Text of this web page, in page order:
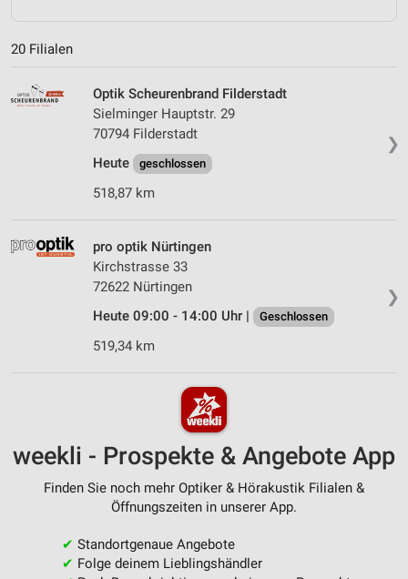
20 Filialen
❯
Optik Scheurenbrand Filderstadt
Sielminger Hauptstr. 29
70794 Filderstadt
Heute
geschlossen
518,87 km
❯
pro optik Nürtingen
Kirchstrasse 33
72622 Nürtingen
Heute 09:00 - 14:00 Uhr |
Geschlossen
519,34 km
weekli - Prospekte & Angebote App
Finden Sie noch mehr Optiker & Hörakustik Filialen &
Öffnungszeiten in unserer App.
✔ Standortgenaue Angebote
✔ Folge deinem Lieblingshändler